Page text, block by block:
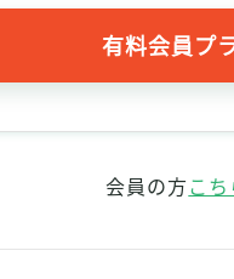
有料会員プ
会員の方こ